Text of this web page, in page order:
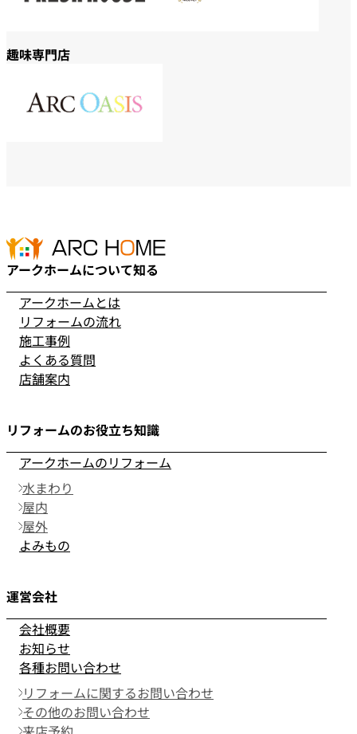
趣味専門店
アークホームについて知る
アークホームとは
リフォームの流れ
施工事例
よくある質問
店舗案内
リフォームのお役立ち知識
アークホームのリフォーム
水まわり
屋内
屋外
よみもの
運営会社
会社概要
お知らせ
各種お問い合わせ
リフォームに関するお問い合わせ
その他のお問い合わせ